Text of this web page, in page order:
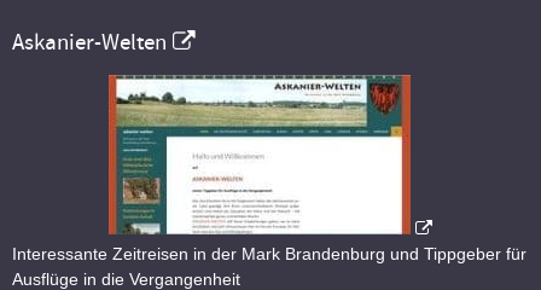
Askanier-Welten
Interessante Zeitreisen in der Mark Brandenburg und Tippgeber für
Ausflüge in die Vergangenheit